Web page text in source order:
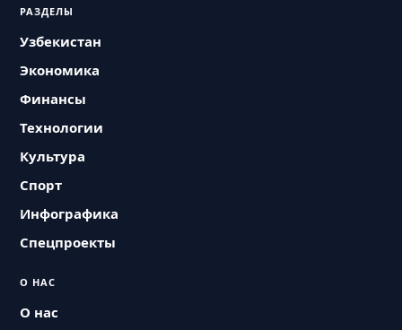
РАЗДЕЛЫ
Узбекистан
Экономика
Финансы
Технологии
Культура
Спорт
Инфографика
Спецпроекты
О НАС
О нас